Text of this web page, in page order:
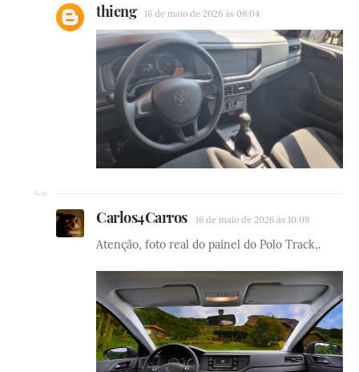
thieng 16 de maio de 2026 às 08:04
Carlos4Carros 16 de maio de 2026 às 10:09
Atenção, foto real do painel do Polo Track,.